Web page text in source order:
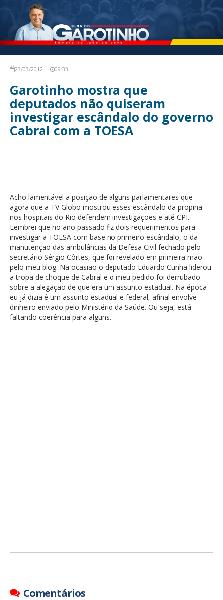
23/03/2012 09:33
Garotinho mostra que
deputados não quiseram
investigar escândalo do governo
Cabral com a TOESA
Acho lamentável a posição de alguns parlamentares que
agora que a TV Globo mostrou esses escândalo da propina
nos hospitais do Rio defendem investigações e até CPI.
Lembrei que no ano passado fiz dois requerimentos para
investigar a TOESA com base no primeiro escândalo, o da
manutenção das ambulâncias da Defesa Civil fechado pelo
secretário Sérgio Côrtes, que foi revelado em primeira mão
pelo meu blog. Na ocasião o deputado Eduardo Cunha liderou
a tropa de choque de Cabral e o meu pedido foi derrubado
sobre a alegação de que era um assunto estadual. Na época
eu já dizia é um assunto estadual e federal, afinal envolve
dinheiro enviado pelo Ministério da Saúde. Ou seja, está
faltando coerência para alguns.
Comentários